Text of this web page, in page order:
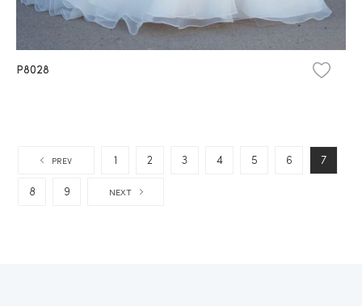
P8028
PREV 1 2 3 4 5 6 7
8 9 NEXT